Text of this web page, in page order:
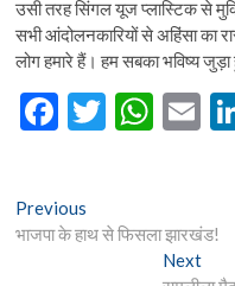
उसी तरह सिंगल यूज प्लास्टिक से
सभी आंदोलनकारियों से अहिंसा का
लोग हमारे हैं। हम सबका भविष्य
F
b
T
er
W
s
A
E
l
Post
navigation
Previous
post:
भाजपा के हाथ से फिसला झारखंड!
NextNext